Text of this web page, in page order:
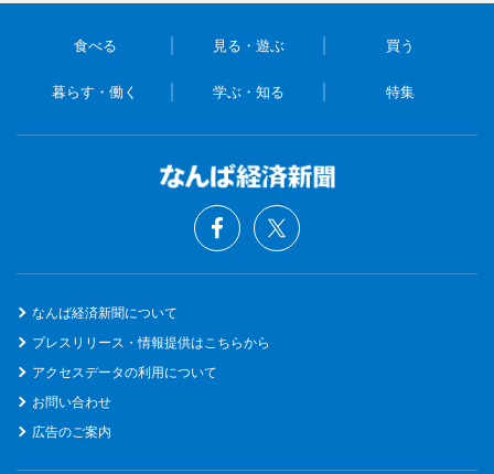
食べる 見る・遊ぶ 買う
暮らす・働く 学ぶ・知る 特集
なんば経済新聞について
プレスリリース・情報提供はこちらから
アクセスデータの利用について
お問い合わせ
広告のご案内